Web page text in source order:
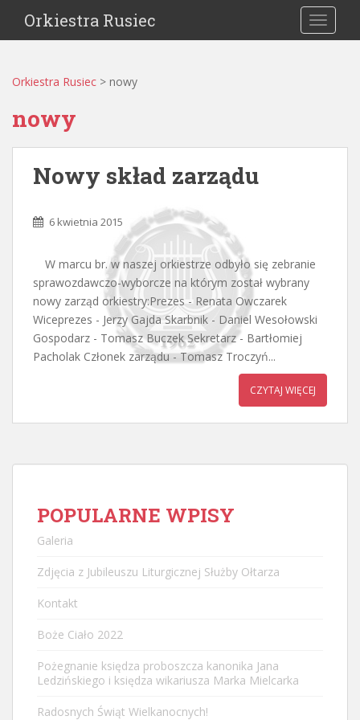
Orkiestra Rusiec
Orkiestra Rusiec > nowy
nowy
Nowy skład zarządu
6 kwietnia 2015
W marcu br. w naszej orkiestrze odbyło się zebranie
sprawozdawczo-wyborcze na którym został wybrany
nowy zarząd orkiestry:Prezes - Renata Owczarek
Wiceprezes - Jerzy Gajda Skarbnik - Daniel Wesołowski
Gospodarz - Tomasz Buczek Sekretarz - Bartłomiej
Pacholak Członek zarządu - Tomasz Troczyń...
CZYTAJ WIĘCEJ
POPULARNE WPISY
Galeria
Zdjęcia z Jubileuszu Liturgicznej Służby Ołtarza
Kontakt
Boże Ciało 2022
Pożegnanie księdza proboszcza kanonika Jana
Ledzińskiego i księdza wikariusza Marka Mielcarka
Radosnych Świąt Wielkanocnych!